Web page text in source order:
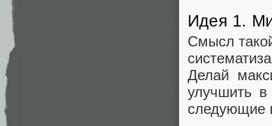
Идея 1.
Смысл
Делай
улучшить в
следующие